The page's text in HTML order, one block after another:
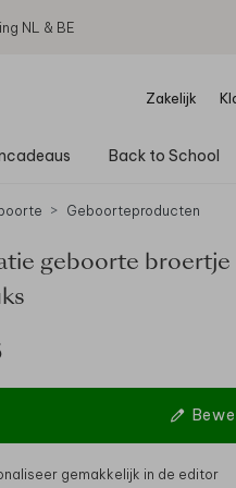
NL & BE
Zakelijk
Back to School
Geboorteproducten
geboorte broertje
gemakkelijk in de editor